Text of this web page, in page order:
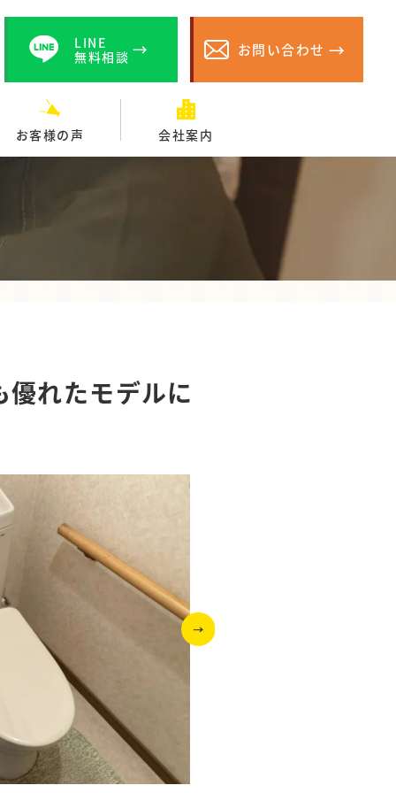
LINE
無料相談
お問い合わせ
お客様の声 会社案内
れたモデルに